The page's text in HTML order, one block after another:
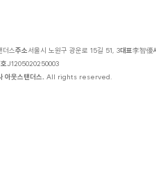
더스주소서울시 노원구 광운로 15길 51, 3대표李智優
J1205020250003
웃스탠더스. All rights reserved.